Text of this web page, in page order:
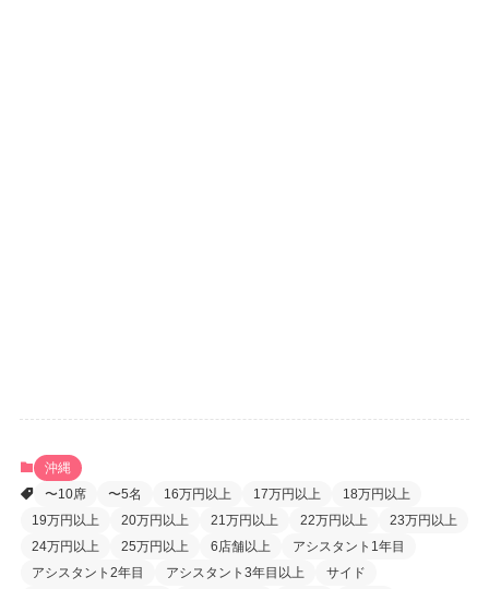
沖縄
〜10席
〜5名 16万円以上 17万円以上
18万円以上
19万円以上
20万円以上 21万円以上 22万円以上
23万円以上
24万円以上
25万円以上 6店舗以上
アシスタント1年目
アシスタント2年目
アシスタント3年目以上
サイド